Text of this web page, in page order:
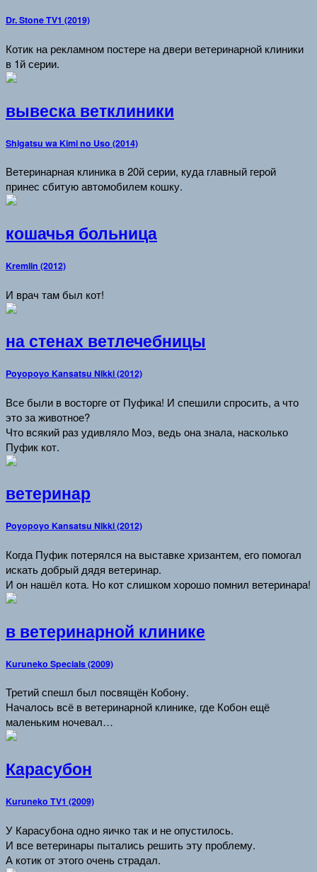
Dr. Stone TV1 (2019)
Котик на рекламном постере на двери ветеринарной клиники
в 1й серии.
вывеска ветклиники
Shigatsu wa Kimi no Uso (2014)
Ветеринарная клиника в 20й серии, куда главный герой
принес сбитую автомобилем кошку.
кошачья больница
Kremlin (2012)
И врач там был кот!
на стенах ветлечебницы
Poyopoyo Kansatsu Nikki (2012)
Все были в восторге от Пуфика! И спешили спросить, а что
это за животное?
Что всякий раз удивляло Моэ, ведь она знала, насколько
Пуфик кот.
ветеринар
Poyopoyo Kansatsu Nikki (2012)
Когда Пуфик потерялся на выставке хризантем, его помогал
искать добрый дядя ветеринар.
И он нашёл кота. Но кот слишком хорошо помнил ветеринара!
в ветеринарной клинике
Kuruneko Specials (2009)
Третий спешл был посвящён Кобону.
Началось всё в ветеринарной клинике, где Кобон ещё
маленьким ночевал…
Карасубон
Kuruneko TV1 (2009)
У Карасубона одно яичко так и не опустилось.
И все ветеринары пытались решить эту проблему.
А котик от этого очень страдал.